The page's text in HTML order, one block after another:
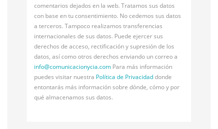
comentarios dejados en la web. Tratamos sus datos
con base en tu consentimiento. No cedemos sus datos
a terceros. Tampoco realizamos transferencias
internacionales de sus datos. Puede ejercer sus
derechos de acceso, rectificación y supresión de los
datos, así como otros derechos enviando un correo a
info@comunicacionycia.com Para más información
puedes visitar nuestra Política de Privacidaddonde
entontarás más información sobre dónde, cómo y por
qué almacenamos sus datos.